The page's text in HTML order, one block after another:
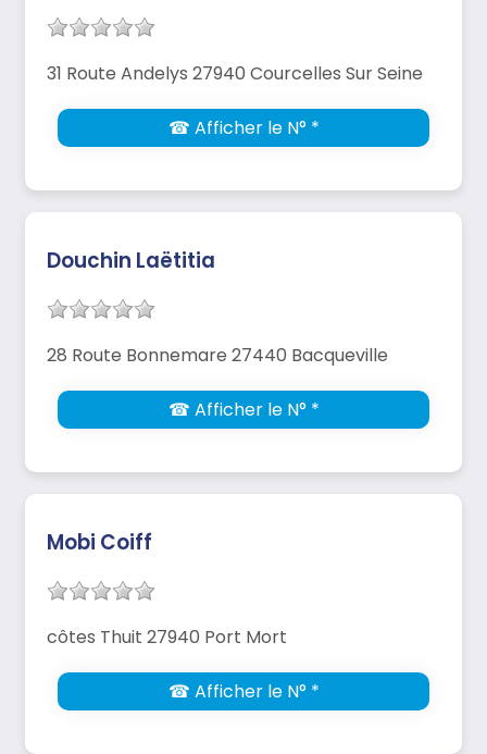
31 Route Andelys 27940 Courcelles Sur Seine
☎ Afficher le N° *
Douchin Laëtitia
28 Route Bonnemare 27440 Bacqueville
☎ Afficher le N° *
Mobi Coiff
côtes Thuit 27940 Port Mort
☎ Afficher le N° *